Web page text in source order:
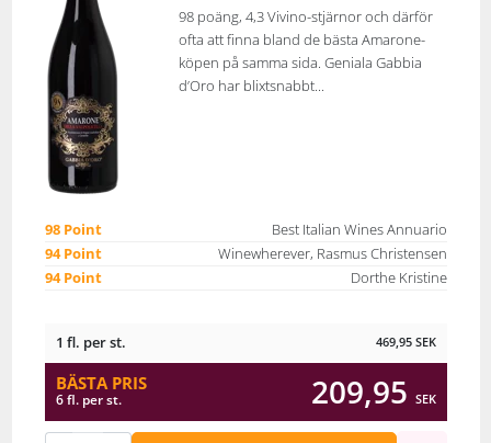
98 poäng, 4,3 Vivino-stjärnor och därför
ofta att finna bland de bästa Amarone-
köpen på samma sida. Geniala Gabbia
d’Oro har blixtsnabbt...
98 Point
Best Italian Wines Annuario
94 Point
Winewherever, Rasmus Christensen
94 Point
Dorthe Kristine
1 fl. per st. 469,95 SEK
BÄSTA PRIS
6 fl. per st. 209,95 SEK